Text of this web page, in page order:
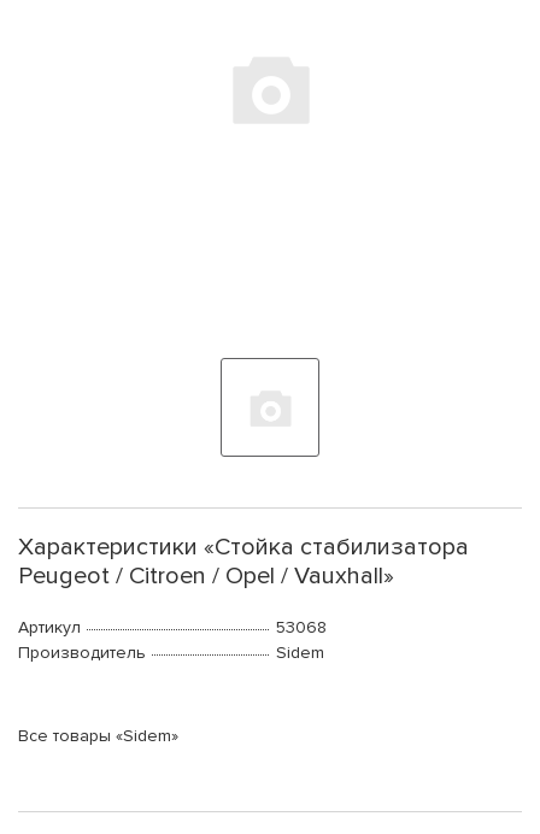
Характеристики «Стойка стабилизатора
Peugeot / Citroen / Opel / Vauxhall»
Артикул
53068
Производитель
Sidem
Все товары «Sidem»